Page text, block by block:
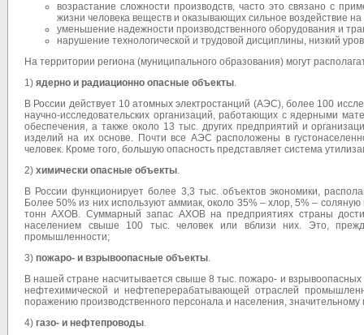
возрастание сложности производств, часто это связано с
жизни человека веществ и оказывающих сильное воздействие
уменьшение надежности производственного оборудования и
нарушение технологической и трудовой дисциплины, низкий
На территории региона (муниципального образования) могут
1) ядерно и радиационно опасные объекты.
В России действует 10 атомных электростанций (АЭС), более 100
научно-исследовательских организаций, работающих с ядерными
обеспечения, а также около 13 тыс. других предприятий и
изделий на их основе. Почти все АЭС расположены в
человек. Кроме того, большую опасность представляет система
2) химически опасные объекты.
В России функционирует более 3,3 тыс. объектов экономики,
Более 50% из них используют аммиак, около 35% – хлор, 5% –
тонн АХОВ. Суммарный запас АХОВ на предприятиях страны
населением свыше 100 тыс. человек или вблизи них. Это,
промышленности;
3) пожаро- и взрывоопасные объекты.
В нашей стране насчитывается свыше 8 тыс. пожаро- и
нефтехимической и нефтеперерабатывающей отраслей
поражению производственного персонала и населения,
4) газо- и нефтепроводы.